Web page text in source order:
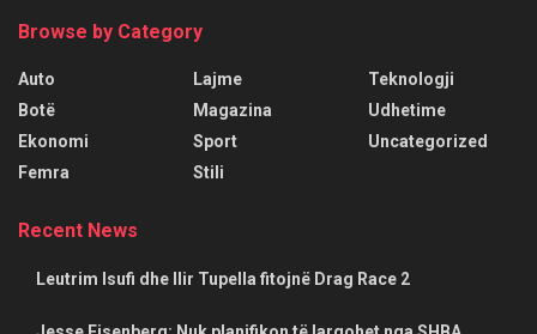
Browse by Category
Auto
Botë
Ekonomi
Femra
Lajme
Magazina
Sport
Stili
Teknologji
Udhetime
Uncategorized
Recent News
Leutrim Isufi dhe Ilir Tupella fitojnë Drag Race 2